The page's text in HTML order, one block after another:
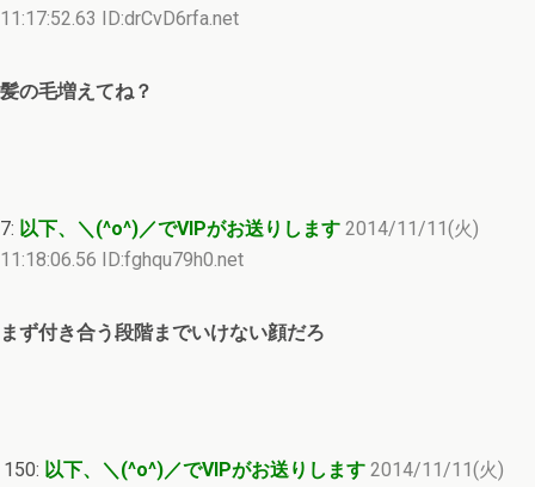
11:17:52.63 ID:drCvD6rfa.net
髪の毛増えてね？
7: 以下、＼(^o^)／でVIPがお送りします 2014/11/11(火)
11:18:06.56 ID:fghqu79h0.net
まず付き合う段階までいけない顔だろ
150: 以下、＼(^o^)／でVIPがお送りします 2014/11/11(火)